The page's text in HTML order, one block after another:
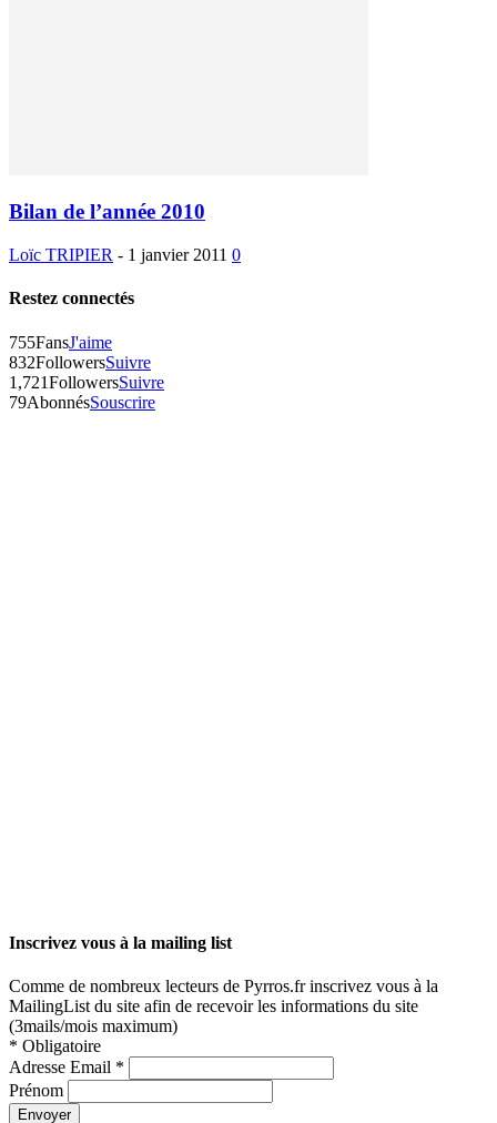
Bilan de l’année 2010
Loïc TRIPIER - 1 janvier 2011 0
Restez connectés
755FansJ'aime
832FollowersSuivre
1,721FollowersSuivre
79AbonnésSouscrire
Inscrivez vous à la mailing list
Comme de nombreux lecteurs de Pyrros.fr inscrivez vous à la
MailingList du site afin de recevoir les informations du site
(3mails/mois maximum)
* Obligatoire
Adresse Email *
Prénom